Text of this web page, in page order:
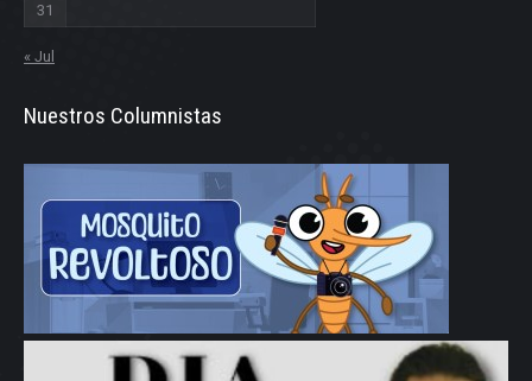
31
« Jul
Nuestros Columnistas